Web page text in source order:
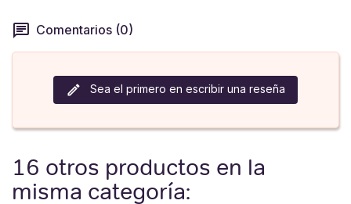
Comentarios (0)
Sea el primero en escribir una reseña
16 otros productos en la
misma categoría: